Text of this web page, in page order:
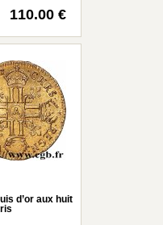
110.00 €
d’or aux huit